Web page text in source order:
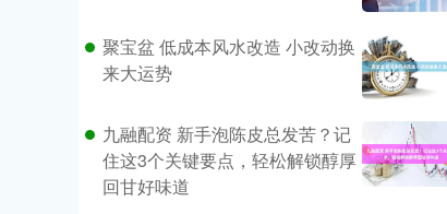
聚宝盆 低成本风水改造 小改动换
来大运势
九融配资 新手泡陈皮总发苦？记
住这3个关键要点，轻松解锁醇厚
回甘好味道